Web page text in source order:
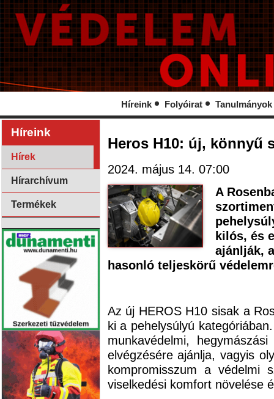
Híreink Folyóirat Tanulmányok
Híreink
Hírek
Hírarchívum
Termékek
Heros H10: új, könnyű
2024. május 14. 07:00
A
kilós, és
ajánlják,
hasonló teljeskörű
Az új HEROS H10 sisak a
ki a pehelysúlyú
munkavédelmi,
elvégzésére ajánlja, vagyis
kompromisszum a védelmi
viselkedési komfort növelése